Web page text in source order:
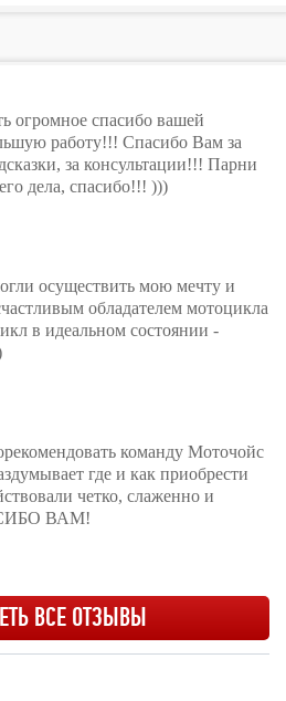
огромное спасибо вашей
работу!!! Спасибо Вам за
за консультации!!! Парни
дела, спасибо!!! )))
осуществить мою мечту и
обладателем мотоцикла
в идеальном состоянии -
команду Моточойс
где и как приобрести
четко, слаженно и
ВАМ!
ВСЕ ОТЗЫВЫ